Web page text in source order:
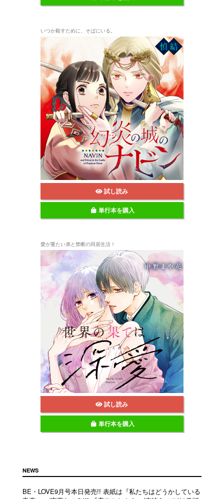
いつか殺すために、そばにいる。
試し読み
単行本を購入
愛が重たい弟と禁断の同居生活！
試し読み
単行本を購入
NEWS
BE・LOVE9月号本日発売!! 表紙は『私たちはどうかしている